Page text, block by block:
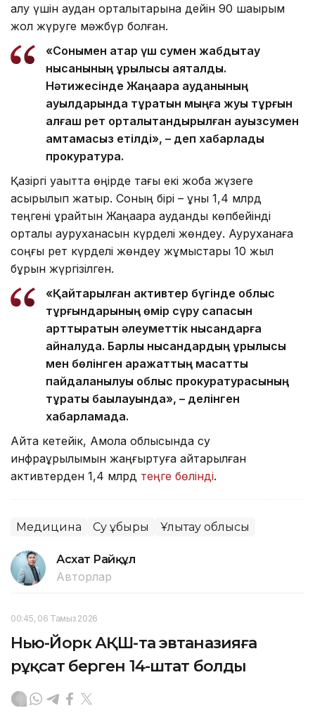
алу үшін аудан орталықтарына дейін 90 шақырым
жол жүруге мәжбүр болған.
«Сонымен қатар үш сумен жабдықтау
нысанының құрылысы аяқталды.
Нәтижесінде Жаңаарқа ауданының
ауылдарында тұратын мыңға жуық тұрғын
алғаш рет орталықтандырылған ауызсумен
қамтамасыз етілді», – деп хабарлады
прокуратура.
Қазіргі уақытта өңірде тағы екі жоба жүзеге
асырылып жатыр. Соның бірі – құны 1,4 млрд
теңгені құрайтын Жаңаарқа аудандық көпбейінді
орталық ауруханасын күрделі жөндеу. Ауруханаға
соңғы рет күрделі жөндеу жұмыстары 10 жыл
бұрын жүргізілген.
«Қайтарылған активтер бүгінде облыс
тұрғындарының өмір сүру сапасын
арттыратын әлеуметтік нысандарға
айналуда. Барлық нысандардың құрылысы
мен бөлінген қаражаттың мақсатты
пайдаланылуы облыс прокуратурасының
тұрақты бақылауында», – делінген
хабарламада.
Айта кетейік, Ақмола облысында су
инфрақұрылымын жаңғыртуға қайтарылған
активтерден 1,4 млрд теңге бөлінді.
Медицина Су құбыры Ұлытау облысы
Асхат Райқұл
Авторлар
00:45, 06 Тамыз 2026
Нью-Йорк АҚШ-та эвтаназияға
рұқсат берген 14-штат болды